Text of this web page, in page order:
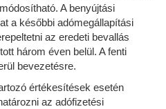
A benyújtási
a későbbi adómegállapítási
az eredeti bevallás
három éven belül. A fenti
bevezetésre.
értékesítések esetén
az adófizetési